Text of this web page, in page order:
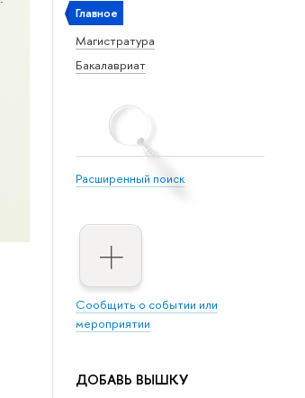
Главное
Магистратура
Бакалавриат
Расширенный поиск
Сообщить о событии или
мероприятии
ДОБАВЬ ВЫШКУ